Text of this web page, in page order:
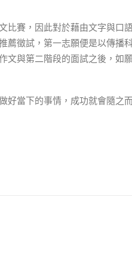
比賽，因此對於藉由文字與口
薦徵試，第一志願便是以傳播
文與第二階段的面試之後，如
好當下的事情，成功就會隨之而